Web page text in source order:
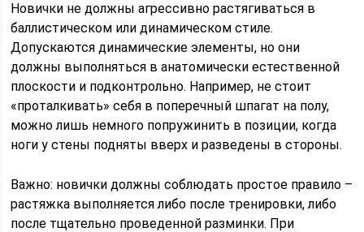
Новички не должны агрессивно растягиваться в
баллистическом или динамическом стиле.
Допускаются динамические элементы, но они
должны выполняться в анатомически естественной
плоскости и подконтрольно. Например, не стоит
«проталкивать» себя в поперечный шпагат на полу,
можно лишь немного попружинить в позиции, когда
ноги у стены подняты вверх и разведены в стороны.
Важно: новички должны соблюдать простое правило –
растяжка выполняется либо после тренировки, либо
после тщательно проведенной разминки. При